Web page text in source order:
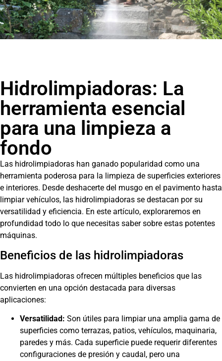
Hidrolimpiadoras: La
herramienta esencial
para una limpieza a
fondo
Las hidrolimpiadoras han ganado popularidad como una
herramienta poderosa para la limpieza de superficies exteriores
e interiores. Desde deshacerte del musgo en el pavimento hasta
limpiar vehículos, las hidrolimpiadoras se destacan por su
versatilidad y eficiencia. En este artículo, exploraremos en
profundidad todo lo que necesitas saber sobre estas potentes
máquinas.
Beneficios de las hidrolimpiadoras
Las hidrolimpiadoras ofrecen múltiples beneficios que las
convierten en una opción destacada para diversas
aplicaciones:
Versatilidad: Son útiles para limpiar una amplia gama de
superficies como terrazas, patios, vehículos, maquinaria,
paredes y más. Cada superficie puede requerir diferentes
configuraciones de presión y caudal, pero una